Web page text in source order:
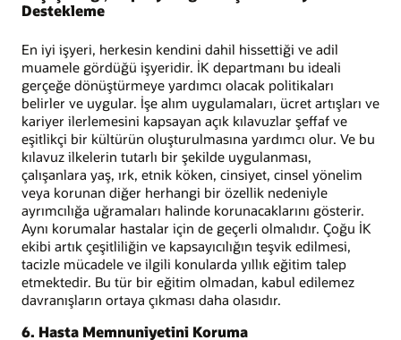
Destekleme
En iyi işyeri, herkesin kendini dahil hissettiği ve adil
muamele gördüğü işyeridir. İK departmanı bu ideali
gerçeğe dönüştürmeye yardımcı olacak politikaları
belirler ve uygular. İşe alım uygulamaları, ücret artışları ve
kariyer ilerlemesini kapsayan açık kılavuzlar şeffaf ve
eşitlikçi bir kültürün oluşturulmasına yardımcı olur. Ve bu
kılavuz ilkelerin tutarlı bir şekilde uygulanması,
çalışanlara yaş, ırk, etnik köken, cinsiyet, cinsel yönelim
veya korunan diğer herhangi bir özellik nedeniyle
ayrımcılığa uğramaları halinde korunacaklarını gösterir.
Aynı korumalar hastalar için de geçerli olmalıdır. Çoğu İK
ekibi artık çeşitliliğin ve kapsayıcılığın teşvik edilmesi,
tacizle mücadele ve ilgili konularda yıllık eğitim talep
etmektedir. Bu tür bir eğitim olmadan, kabul edilemez
davranışların ortaya çıkması daha olasıdır.
6. Hasta Memnuniyetini Koruma